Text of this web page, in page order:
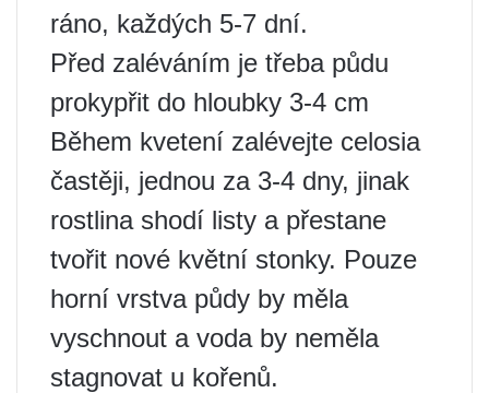
ráno, každých 5-7 dní.
Před zaléváním je třeba půdu
prokypřit do hloubky 3-4 cm
Během kvetení zalévejte celosia
častěji, jednou za 3-4 dny, jinak
rostlina shodí listy a přestane
tvořit nové květní stonky. Pouze
horní vrstva půdy by měla
vyschnout a voda by neměla
stagnovat u kořenů.